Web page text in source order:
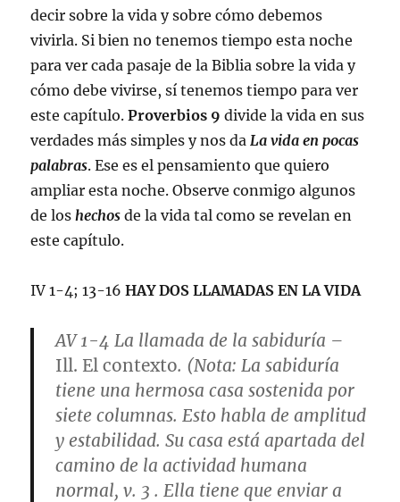
decir sobre la vida y sobre cómo debemos
vivirla. Si bien no tenemos tiempo esta noche
para ver cada pasaje de la Biblia sobre la vida y
cómo debe vivirse, sí tenemos tiempo para ver
este capítulo.Proverbios 9 divide la vida en sus
verdades más simples y nos da La vida en pocas
palabras. Ese es el pensamiento que quiero
ampliar esta noche. Observe conmigo algunos
de loshechos de la vida tal como se revelan en
este capítulo.
IV 1-4; 13-16HAY DOS LLAMADAS EN LA VIDA
AV 1-4 La llamada de la sabiduría –
Ill. El contexto. (Nota: La sabiduría
tiene una hermosa casa sostenida por
siete columnas. Esto habla de amplitud
y estabilidad. Su casa está apartada del
camino de la actividad humana
normal,v. 3 . Ella tiene que enviar a